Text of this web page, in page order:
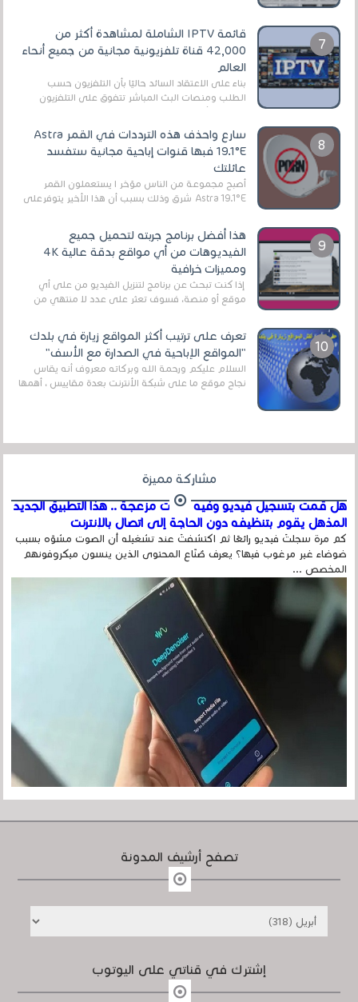
قائمة IPTV الشاملة لمشاهدة أكثر من
42,000 قناة تلفزيونية مجانية من جميع أنحاء
العالم
بناءً على الاعتقاد السائد حاليًا بأن التلفزيون حسب
الطلب ومنصات البث المباشر تتفوق على التلفزيون
الرقمي الأرضي التقليدي، يُعدّ IPTV-org خيار...
سارع واحذف هذه الترددات في القمر Astra
19.1°E فبها قنوات إباحية مجانية ستفسد
عائلتك
أصبح مجموعة من الناس مؤخر ا يستعملون القمر
Astra 19.1°E شرق وذلك بسبب أن هذا الأخير يتوفرعلى
هذا أفضل برنامج جربته لتحميل جميع
الفيديوهات من أي مواقع بدقة عالية 4K
ومميزات خرافية
إذا كنت تبحث عن برنامج لتنزيل الفيديو من على أي
موقع أو منصة، فسوف تعثر على عدد لا منتهي من
تعرف على ترتيب أكثر المواقع زيارة في بلدك
"المواقع الإباحية في الصدارة مع الأسف"
السلام عليكم ورحمة الله وبركاته معروف أنه يقاس
نجاح موقع ما على شبكة الأنترنت بعدة مقاييس ، أهمها
مشاركة مميزة
هل قمت بتسجيل فيديو وفيه أصوت مزعجة .. هذا التطبيق الجديد
المذهل يقوم بتنظيفه دون الحاجة إلى اتصال بالإنترنت
كم مرة سجلتَ فيديو رائعًا ثم اكتشفتَ عند تشغيله أن الصوت مشوّه بسبب
ضوضاء غير مرغوب فيها؟ يعرف صُنّاع المحتوى الذين ينسون ميكروفونهم
المخصص ...
تصفح أرشيف المدونة
إشترك في قناتي على اليوتوب